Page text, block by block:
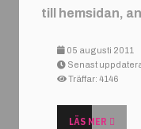
till hemsidan,
05 augusti 2011
Senast
Träffar: 4146
LÄS MER